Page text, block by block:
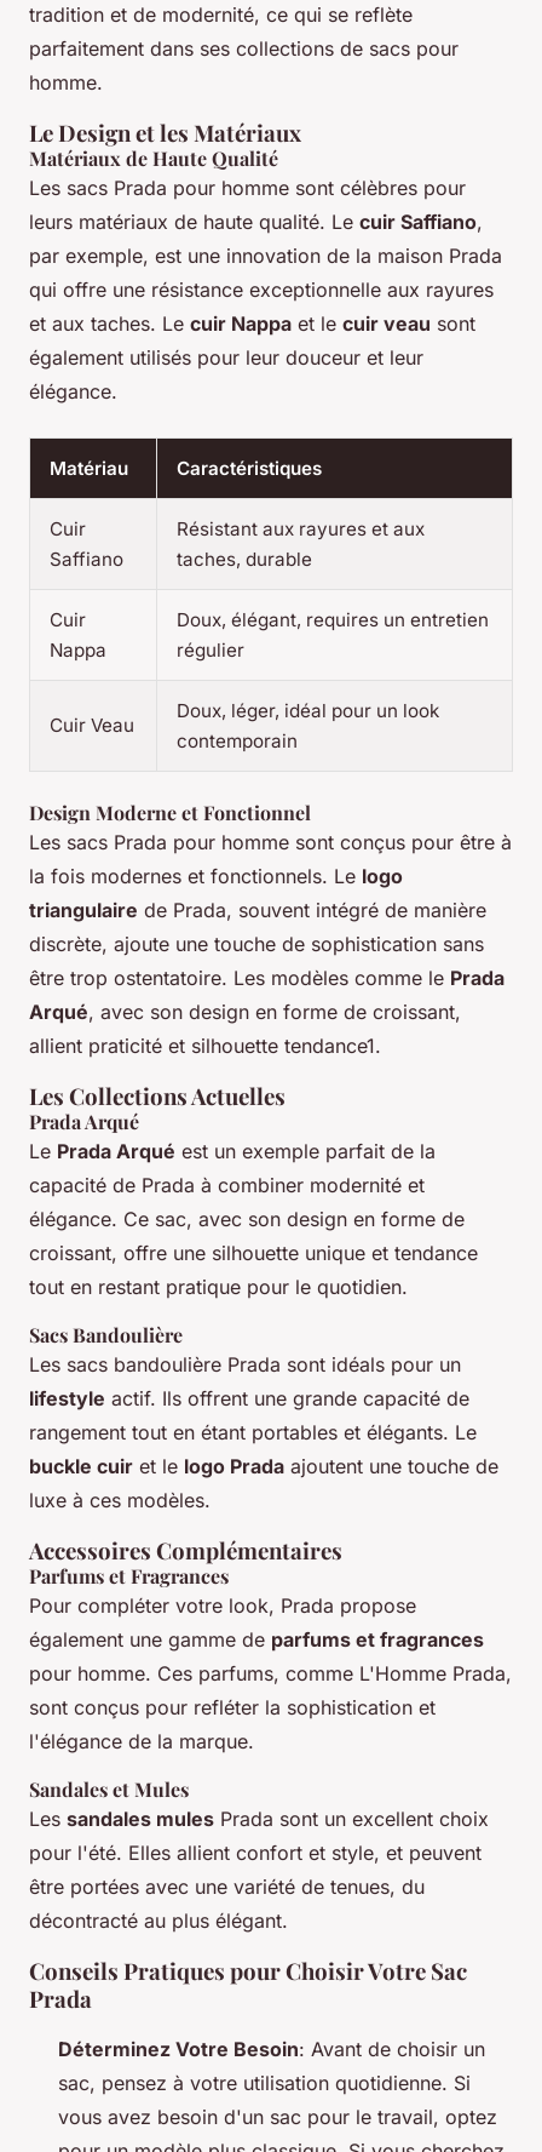
tradition et de modernité, ce qui se reflète
parfaitement dans ses collections de sacs pour
homme.
Le Design et les Matériaux
Matériaux de Haute Qualité
Les sacs Prada pour homme sont célèbres pour
leurs matériaux de haute qualité. Le cuir Saffiano,
par exemple, est une innovation de la maison Prada
qui offre une résistance exceptionnelle aux rayures
et aux taches. Le cuir Nappa et le cuir veau sont
également utilisés pour leur douceur et leur
élégance.
Matériau Caractéristiques
Cuir
Saffiano
Résistant aux rayures et aux
taches, durable
Cuir
Nappa
Doux, élégant, requires un entretien
régulier
Cuir Veau
Doux, léger, idéal pour un look
contemporain
Design Moderne et Fonctionnel
Les sacs Prada pour homme sont conçus pour être à
la fois modernes et fonctionnels. Le logo
triangulaire de Prada, souvent intégré de manière
discrète, ajoute une touche de sophistication sans
être trop ostentatoire. Les modèles comme le Prada
Arqué, avec son design en forme de croissant,
allient praticité et silhouette tendance1.
Les Collections Actuelles
Prada Arqué
Le Prada Arqué est un exemple parfait de la
capacité de Prada à combiner modernité et
élégance. Ce sac, avec son design en forme de
croissant, offre une silhouette unique et tendance
tout en restant pratique pour le quotidien.
Sacs Bandoulière
Les sacs bandoulière Prada sont idéals pour un
lifestyle actif. Ils offrent une grande capacité de
rangement tout en étant portables et élégants. Le
buckle cuir et le logo Prada ajoutent une touche de
luxe à ces modèles.
Accessoires Complémentaires
Parfums et Fragrances
Pour compléter votre look, Prada propose
également une gamme de parfums et fragrances
pour homme. Ces parfums, comme L'Homme Prada,
sont conçus pour refléter la sophistication et
l'élégance de la marque.
Sandales et Mules
Les sandales mules Prada sont un excellent choix
pour l'été. Elles allient confort et style, et peuvent
être portées avec une variété de tenues, du
décontracté au plus élégant.
Conseils Pratiques pour Choisir Votre Sac
Prada
Déterminez Votre Besoin: Avant de choisir un
sac, pensez à votre utilisation quotidienne. Si
vous avez besoin d'un sac pour le travail, optez